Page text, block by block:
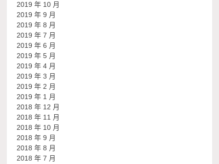
2019 年 10 月
2019 年 9 月
2019 年 8 月
2019 年 7 月
2019 年 6 月
2019 年 5 月
2019 年 4 月
2019 年 3 月
2019 年 2 月
2019 年 1 月
2018 年 12 月
2018 年 11 月
2018 年 10 月
2018 年 9 月
2018 年 8 月
2018 年 7 月